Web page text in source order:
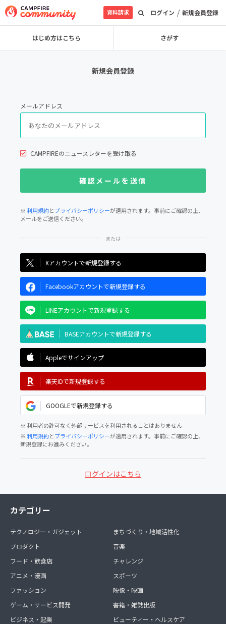
ログイン / 新規会員登録
資料請求
はじめ方はこちら さがす
新規会員登録
メールアドレス
CAMPFIREのニュースレターを受け取る
※利用規約とプライバシーポリシーが適用されます。事前にご確認の上、
メールをご送信ください。
Xアカウントで新規登録する
Facebookアカウントで新規登録する
LINEアカウントで新規登録する
BASEアカウントで新規登録する
Appleでサインアップ
楽天IDで新規登録する
GOOGLEで新規登録する
※ 利用者の許可なく外部サービスを利用されることはありません
※利用規約とプライバシーポリシーが適用されます。事前にご確認の上、
新規登録にお進みください。
ログインはこちら
カテゴリー
テクノロジー・ガジェット
プロダクト
フード・飲食店
アニメ・漫画
ファッション
ゲーム・サービス開発
ビジネス・起業
まちづくり・地域活性化
音楽
チャレンジ
スポーツ
映像・映画
書籍・雑誌出版
ビューティー・ヘルスケア